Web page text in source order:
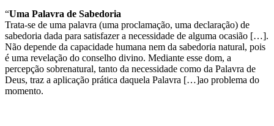
“Uma Palavra de Sabedoria
Trata-se de uma palavra (uma proclamação, uma declaração) de
sabedoria dada para satisfazer a necessidade de alguma ocasião […].
Não depende da capacidade humana nem da sabedoria natural, pois
é uma revelação do conselho divino. Mediante esse dom, a
percepção sobrenatural, tanto da necessidade como da Palavra de
Deus, traz a aplicação prática daquela Palavra […]ao problema do
momento.